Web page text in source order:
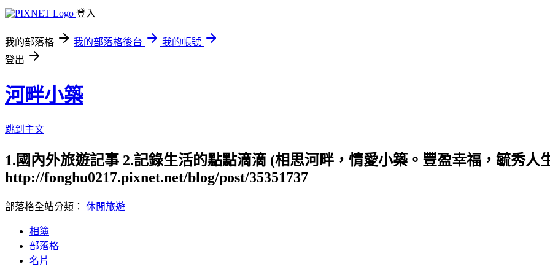
登入
我的部落格 我的部落格後台
我的帳號
登出
河畔小築
跳到主文
1.國內外旅遊記事 2.記錄生活的點點滴滴 (相思河畔，情愛小築。豐盈幸福，毓秀人
http://fonghu0217.pixnet.net/blog/post/35351737
部落格全站分類： 休閒旅遊
相簿
部落格
名片